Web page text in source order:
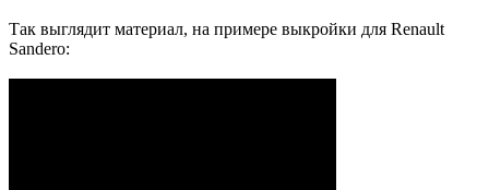
Так выглядит материал, на примере выкройки для Renault
Sandero: